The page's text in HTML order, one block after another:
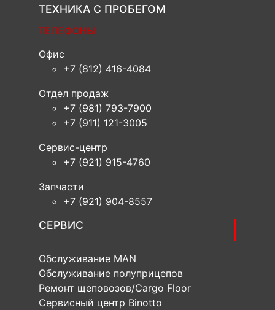
ТЕХНИКА С ПРОБЕГОМ
ТЕЛЕФОНЫ
Офис
+7 (812) 416-4084
Отдел продаж
+7 (981) 793-7900
+7 (911) 121-3005
Сервис-центр
+7 (921) 915-4760
Запчасти
+7 (921) 904-8557
СЕРВИС
Обслуживание MAN
Обслуживание полуприцепов
Ремонт щеповозов/Cargo Floor
Cервисный центр Binotto